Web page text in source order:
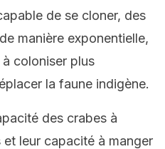
de se cloner, des
manière exponentielle,
à coloniser plus
la faune indigène.
des crabes à
leur capacité à manger